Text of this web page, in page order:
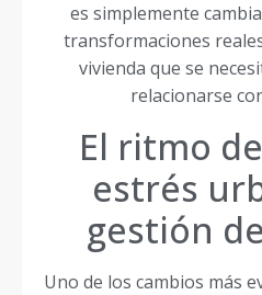
es simplemente
transformaciones
vivienda que se
relacionarse
El ritmo
estrés
gestión
Uno de los cambios más